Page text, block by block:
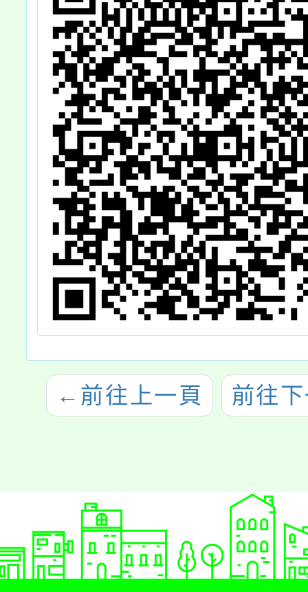
臺教
號令
案，
令影
則規
請
← 前往上一頁 前往